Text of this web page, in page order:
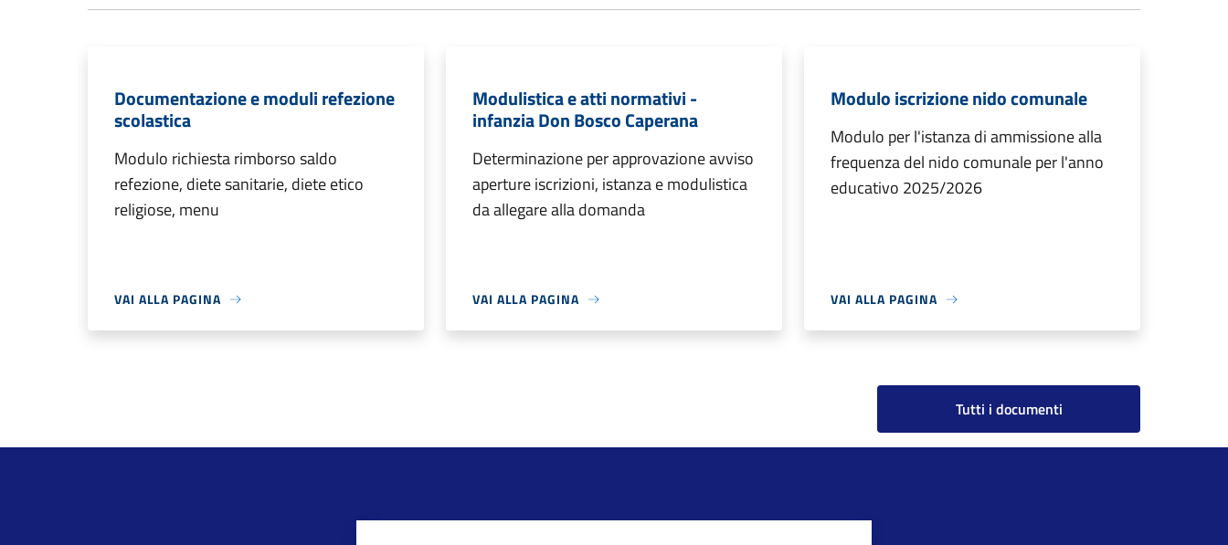
Documentazione e moduli refezione
scolastica
Modulo richiesta rimborso saldo
refezione, diete sanitarie, diete etico
religiose, menu
VAI ALLA PAGINA
Modulistica e atti normativi -
infanzia Don Bosco Caperana
Determinazione per approvazione avviso
aperture iscrizioni, istanza e modulistica
da allegare alla domanda
VAI ALLA PAGINA
Modulo iscrizione nido comunale
Modulo per l'istanza di ammissione alla
frequenza del nido comunale per l'anno
educativo 2025/2026
VAI ALLA PAGINA
Tutti i documenti